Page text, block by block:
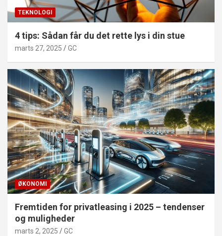
TEKNOLOGI
4 tips: Sådan får du det rette lys i din stue
marts 27, 2025 GC
ØKONOMI
Fremtiden for privatleasing i 2025 – tendenser
og muligheder
marts 2, 2025 GC